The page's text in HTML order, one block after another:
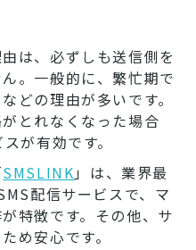
は、必ずしも送信側を
。一般的に、繁忙期で
どの理由が多いです。
とれなくなった場合
が有効です。
SMSLINK」は、業界最
配信サービスで、マ
特徴です。その他、サ
め安心です。